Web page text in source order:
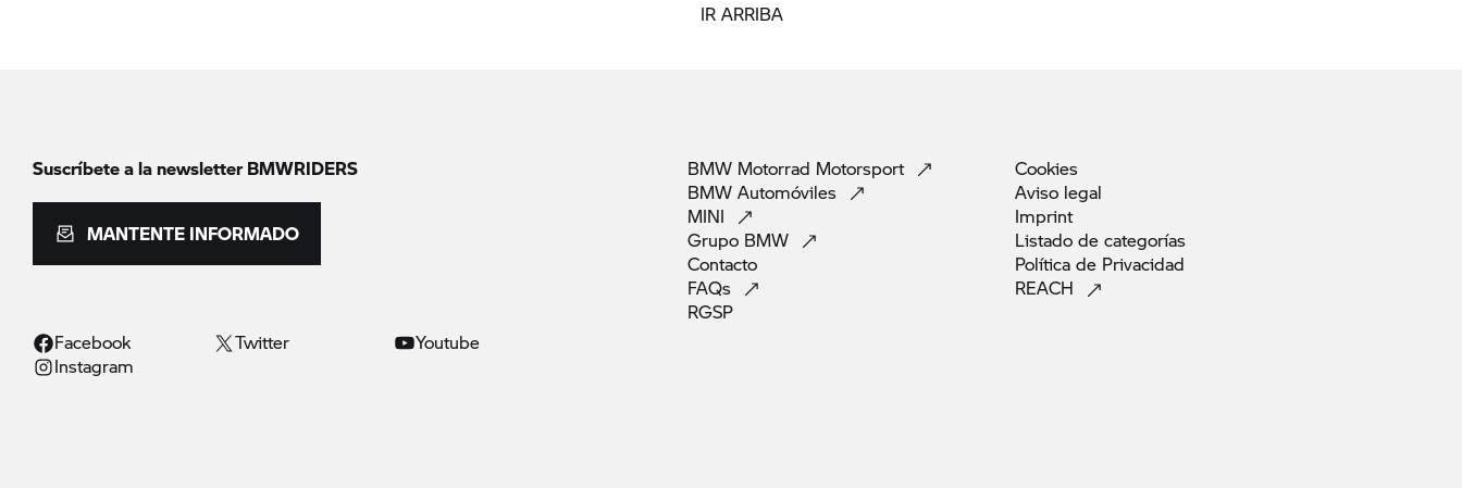
IR ARRIBA
Suscríbete a la newsletter BMWRIDERS
MANTENTE INFORMADO
Facebook Twitter
Youtube
Instagram
BMW Motorrad Motorsport
BMW Automóviles
MINI
Grupo BMW
Contacto
FAQs
RGSP
Cookies
Aviso legal
Imprint
Listado de categorías
Política de Privacidad
REACH